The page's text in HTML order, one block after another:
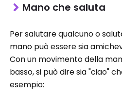
Mano che saluta
Per salutare qualcuno o
mano può essere sia
Con un movimento della
basso, si può dire sia "ciao"
esempio: